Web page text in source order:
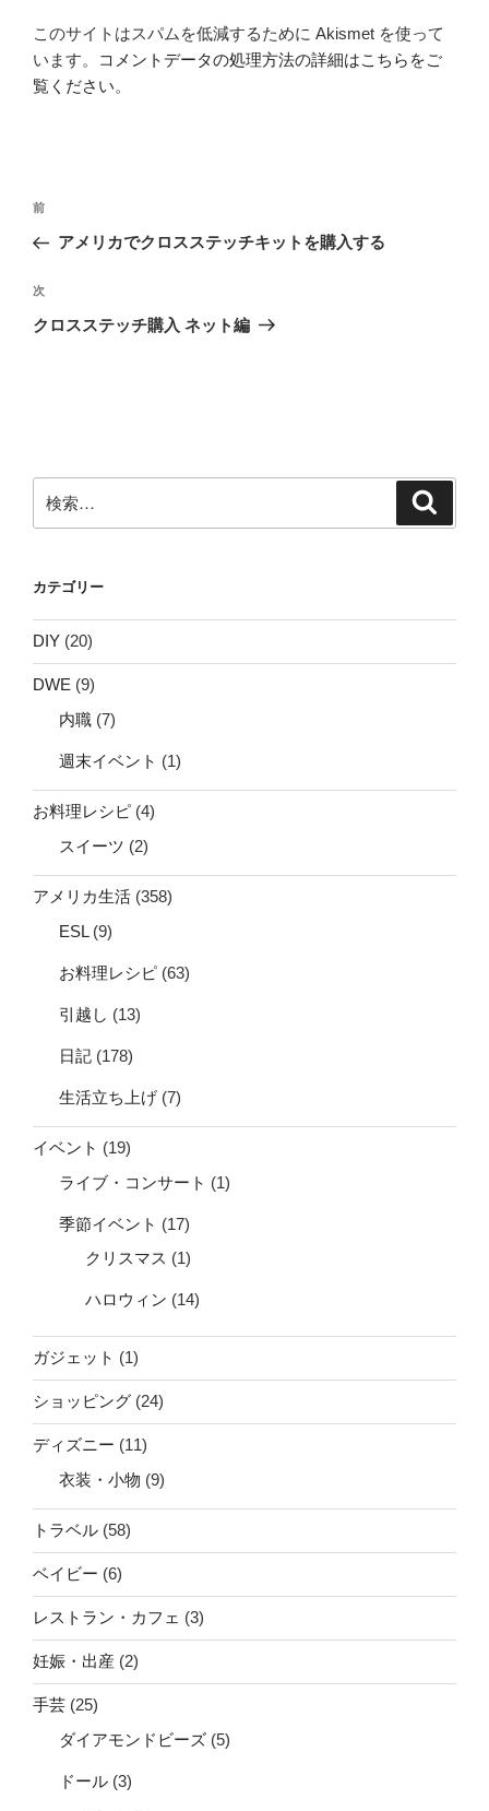
このサイトはスパムを低減するために Akismet を使って
います。
コメントデータの処理方法の詳細はこちらをご
覧ください。
投
ナ
ビ
ゲ
前
の
稿
前
アメリカでクロスステッチキットを購入する
次
の
次
クロスステッチ購入 ネット編
索:
カテゴリー
DIY (20)
DWE (9)
内職 (7)
週末イベント (1)
お料理レシピ (4)
スイーツ (2)
アメリカ生活 (358)
ESL(9)
お料理レシピ (63)
引越し (13)
日記 (178)
生活立ち上げ (7)
イベント (19)
ライブ・コンサート (1)
季節イベント (17)
クリスマス (1)
ハロウィン (14)
ガジェット (1)
ショッピング (24)
ディズニー (11)
衣装・小物 (9)
トラベル (58)
ベイビー (6)
レストラン・カフェ (3)
妊娠・出産 (2)
手芸 (25)
ダイアモンドビーズ (5)
ドール (3)